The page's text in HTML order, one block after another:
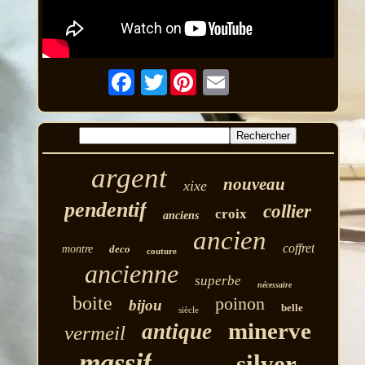
Twitter
argent xixe nouveau
pendentif anciens croix collier
montre deco couture ancien coffret
ancienne superbe nécessaire
boite bijou siècle poinon belle
vermeil antique minerve